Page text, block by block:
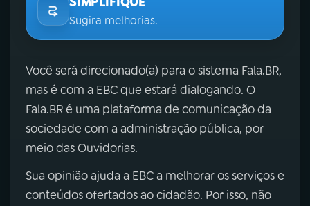
Sugira melhorias.
Você será direcionado(a) para o sistema Fala.BR,
mas é com a EBC que estará dialogando. O
Fala.BR é uma plataforma de comunicação da
sociedade com a administração pública, por
meio das Ouvidorias.
Sua opinião ajuda a EBC a melhorar os serviços e
conteúdos ofertados ao cidadão. Por isso, não